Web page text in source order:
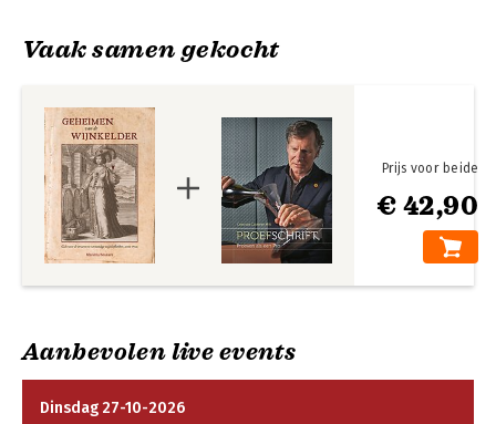
Vaak samen gekocht
€ 42,90
Prijs voor beide
Aanbevolen live events
Dinsdag 27-10-2026